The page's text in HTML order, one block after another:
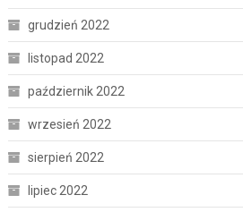
grudzień 2022
listopad 2022
październik 2022
wrzesień 2022
sierpień 2022
lipiec 2022